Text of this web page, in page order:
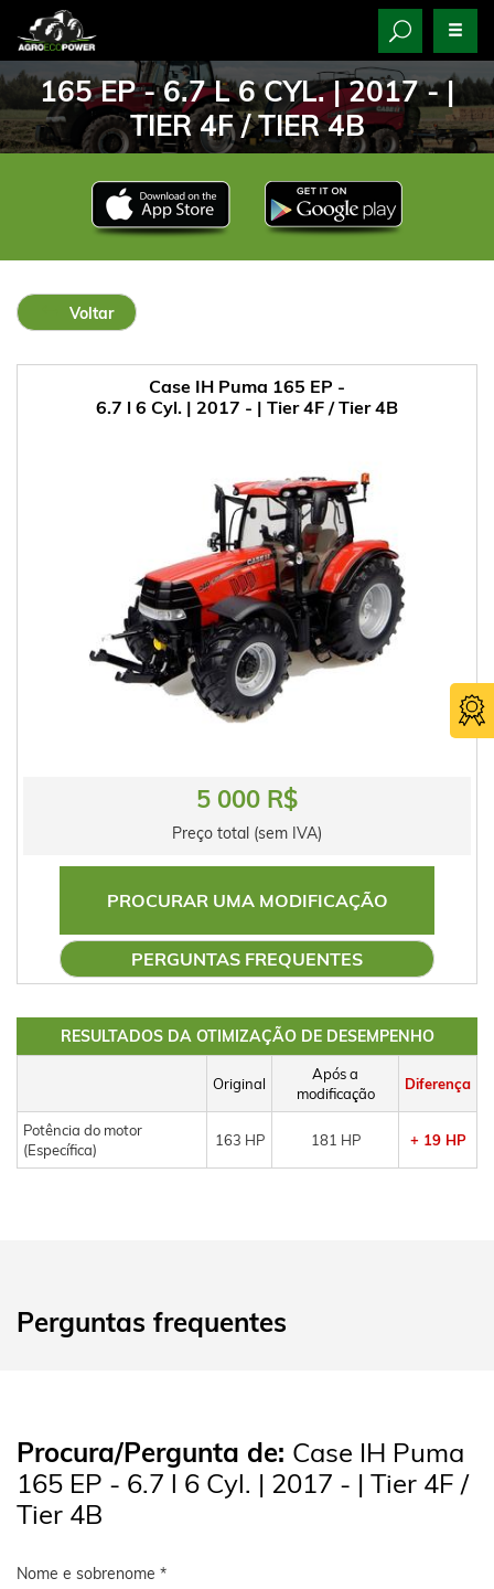
165 EP - 6.7 L 6 CYL. | 2017 - |
TIER 4F / TIER 4B
Voltar
Case IH Puma 165 EP -
6.7 l 6 Cyl. | 2017 - | Tier 4F / Tier 4B
5 000 R$
Preço total (sem IVA)
PROCURAR UMA MODIFICAÇÃO
PERGUNTAS FREQUENTES
RESULTADOS DA OTIMIZAÇÃO DE DESEMPENHO
Original
Após a
modificação
Diferença
Potência do motor
(Específica)
163 HP 181 HP + 19 HP
Perguntas frequentes
Procura/Pergunta de: Case IH Puma
165 EP - 6.7 l 6 Cyl. | 2017 - | Tier 4F /
Tier 4B
Nome e sobrenome *